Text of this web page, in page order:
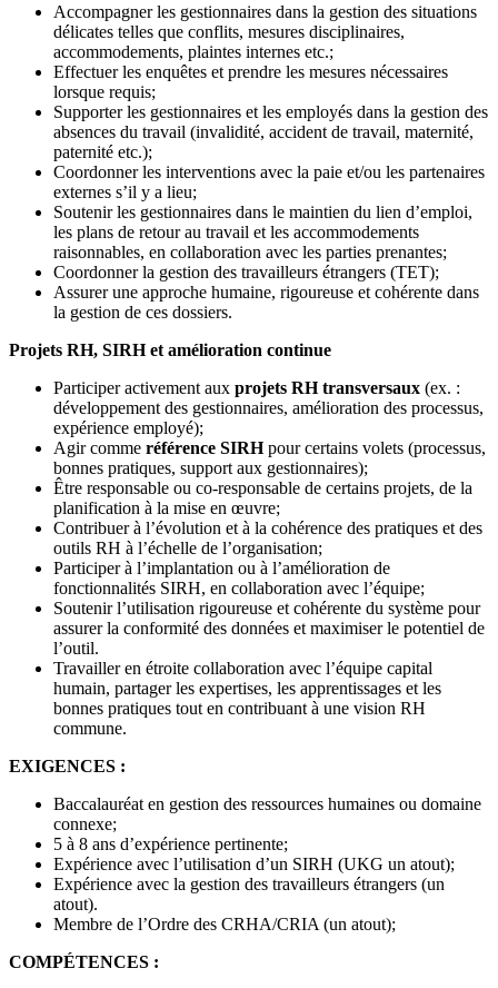
Accompagner les gestionnaires dans la gestion des situations
délicates telles que conflits, mesures disciplinaires,
accommodements, plaintes internes etc.;
Effectuer les enquêtes et prendre les mesures nécessaires
lorsque requis;
Supporter les gestionnaires et les employés dans la gestion des
absences du travail (invalidité, accident de travail, maternité,
paternité etc.);
Coordonner les interventions avec la paie et/ou les partenaires
externes s’il y a lieu;
Soutenir les gestionnaires dans le maintien du lien d’emploi,
les plans de retour au travail et les accommodements
raisonnables, en collaboration avec les parties prenantes;
Coordonner la gestion des travailleurs étrangers (TET);
Assurer une approche humaine, rigoureuse et cohérente dans
la gestion de ces dossiers.
Projets RH, SIRH et amélioration continue
Participer activement aux projets RH transversaux (ex. :
développement des gestionnaires, amélioration des processus,
expérience employé);
Agir comme référence SIRHpour certains volets (processus,
bonnes pratiques, support aux gestionnaires);
Être responsable ou co‑responsable de certains projets, de la
planification à la mise en œuvre;
Contribuer à l’évolution et à la cohérence des pratiques et des
outils RH à l’échelle de l’organisation;
Participer à l’implantation ou à l’amélioration de
fonctionnalités SIRH, en collaboration avec l’équipe;
Soutenir l’utilisation rigoureuse et cohérente du système pour
assurer la conformité des données et maximiser le potentiel de
l’outil.
Travailler en étroite collaboration avec l’équipe capital
humain, partager les expertises, les apprentissages et les
bonnes pratiques tout en contribuant à une vision RH
commune.
EXIGENCES :
Baccalauréat en gestion des ressources humaines ou domaine
connexe;
5 à 8 ans d’expérience pertinente;
Expérience avec l’utilisation d’un SIRH (UKG un atout);
Expérience avec la gestion des travailleurs étrangers (un
atout).
Membre de l’Ordre des CRHA/CRIA (un atout);
COMPÉTENCES :